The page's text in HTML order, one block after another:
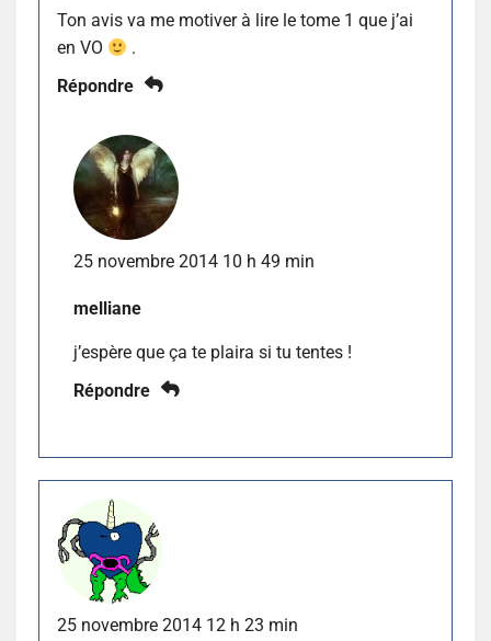
Ton avis va me motiver à lire le tome 1 que j’ai
en VO
.
Répondre
25 novembre 2014 10 h 49 min
melliane
j’espère que ça te plaira si tu tentes !
Répondre
25 novembre 2014 12 h 23 min